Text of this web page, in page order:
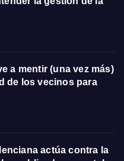
a mentir (una vez más)
de los vecinos para
actúa contra la